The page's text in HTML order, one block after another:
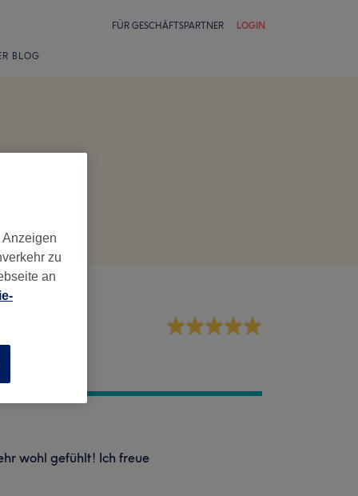
FÜR GESCHÄFTSPARTNER LOGIN
BLOG
wohl gefühlt! Ich freue
zu
an